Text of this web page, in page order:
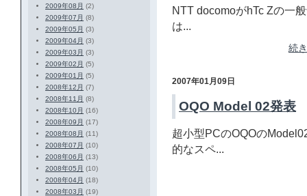
NTT docomoがhTc Zの一
は...
続
2007年01月09日
OQO Model 02発表
超小型PCのOQOの
的なスペ...
2009年08月 (2)
2009年07月 (8)
2009年05月 (3)
2009年04月 (3)
2009年03月 (3)
2009年02月 (5)
2009年01月 (5)
2008年12月 (7)
2008年11月 (8)
2008年10月 (16)
2008年09月 (17)
2008年08月 (11)
2008年07月 (10)
2008年06月 (13)
2008年05月 (10)
2008年04月 (18)
2008年03月 (19)